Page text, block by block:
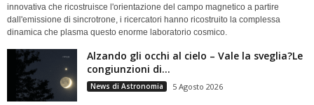
innovativa che ricostruisce l'orientazione del campo magnetico a partire
dall'emissione di sincrotrone, i ricercatori hanno ricostruito la complessa
dinamica che plasma questo enorme laboratorio cosmico.
Alzando gli occhi al cielo – Vale la sveglia?Le
congiunzioni di...
News di Astronomia 5 Agosto 2026